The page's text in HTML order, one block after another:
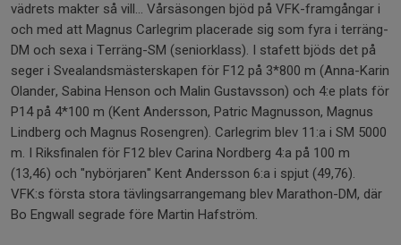
vädrets makter så vill... Vårsäsongen bjöd på VFK-framgångar i
och med att Magnus Carlegrim placerade sig som fyra i terräng-
DM och sexa i Terräng-SM (seniorklass). I stafett bjöds det på
seger i Svealandsmästerskapen för F12 på 3*800 m (Anna-Karin
Olander, Sabina Henson och Malin Gustavsson) och 4:e plats för
P14 på 4*100 m (Kent Andersson, Patric Magnusson, Magnus
Lindberg och Magnus Rosengren). Carlegrim blev 11:a i SM 5000
m. I Riksfinalen för F12 blev Carina Nordberg 4:a på 100 m
(13,46) och "nybörjaren" Kent Andersson 6:a i spjut (49,76).
VFK:s första stora tävlingsarrangemang blev Marathon-DM, där
Bo Engwall segrade före Martin Hafström.